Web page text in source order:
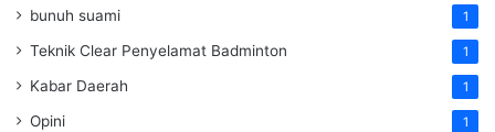
bunuh suami 1
Teknik Clear Penyelamat Badminton 1
Kabar Daerah 1
Opini 1